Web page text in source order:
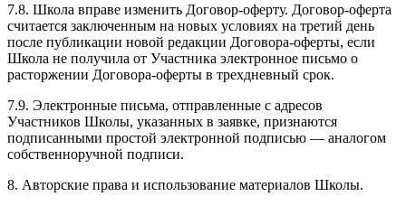
7.8. Школа вправе изменить Договор-оферту. Договор-оферта
считается заключенным на новых условиях на третий день
после публикации новой редакции Договора-оферты, если
Школа не получила от Участника электронное письмо о
расторжении Договора-оферты в трехдневный срок.
7.9. Электронные письма, отправленные с адресов
Участников Школы, указанных в заявке, признаются
подписанными простой электронной подписью — аналогом
собственноручной подписи.
8. Авторские права и использование материалов Школы.